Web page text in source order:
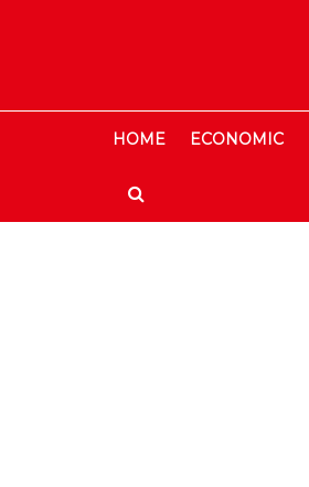
HOME ECONOMIC